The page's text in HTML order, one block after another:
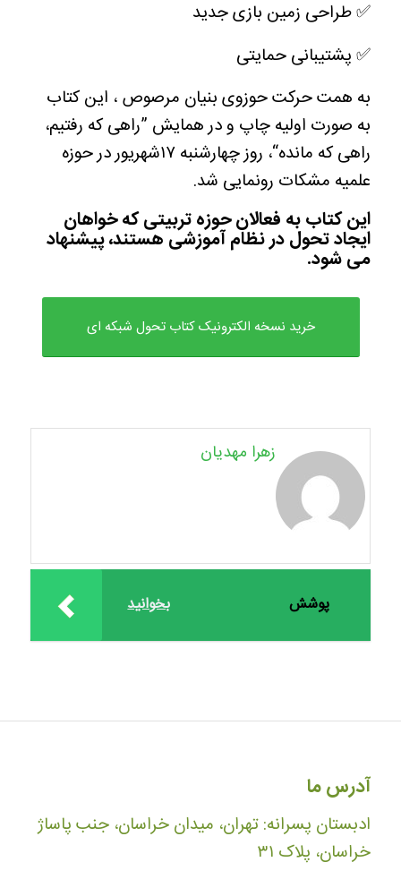
✅ طراحی زمین بازی جدید
✅ پشتیبانی حمایتی
به همت حرکت حوزوی بنیان مرصوص ، این کتاب
به صورت اولیه چاپ و در همایش ”راهی که رفتیم،
راهی که مانده“، روز چهارشنبه ۱۷شهریور در حوزه
علمیه مشکات رونمایی شد.
این کتاب به فعالان حوزه تربیتی که خواهان
ایجاد تحول در نظام آموزشی هستند، پیشنهاد
می شود.
خرید نسخه الکترونیک کتاب تحول شبکه ای
زهرا مهدیان
بخوانید پوشش
آدرس ما
ادبستان پسرانه: تهران، میدان خراسان، جنب پاساژ
خراسان، پلاک ۳۱